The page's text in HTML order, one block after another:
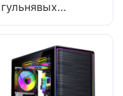
гульнявых
корпусаў для ПК
зніжэнне шуму
вентылятара